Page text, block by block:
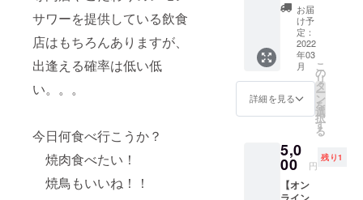
サワーを提供している飲食
店はもちろんありますが、
出逢える確率は低い低
い。。。
今日何食べ行こうか？
焼肉食べたい！
焼鳥もいいね！！
に反し
ていな
いなど
のレベ
ル）。
本名で
も、愛
称で
「備考
欄」に
くださ
載し
た、8
ページ
程の小
冊子を
お送り
致しま
す。 ②
に、初
期協賛
メン
バーと
プリ内
にお名
前掲
載】
①Face
bookグ
ループ
へ開発
企画メ
ンバー
ご招
待。活
動内容
として
お届
け予
定：
2022
年03
月
詳細を見る
こ
の
リ
タ
ー
ン
を
選
択
す
る
5,0
00 円
残り1
【オン